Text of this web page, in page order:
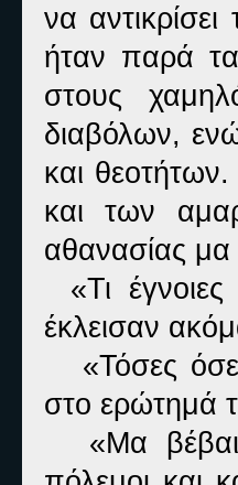
να
ήταν παρά
στους
διαβόλων,
και
και των
αθανασίας μα
«Τι
έκλεισαν
«Τόσες
στο ερώτημά
«Μα